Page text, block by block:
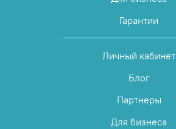
Гарантии
Личный кабинет
Блог
Партнеры
Для бизнеса